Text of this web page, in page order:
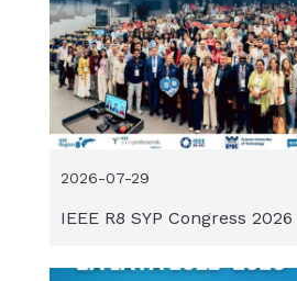
IEEE R8 SYP Congress 2026
2026-07-29